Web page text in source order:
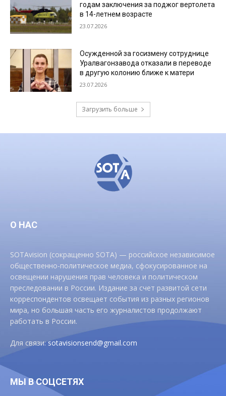
годам заключения за поджог вертолета
в 14-летнем возрасте
23.07.2026
Осужденной за госизмену сотруднице
Уралвагонзавода отказали в переводе
в другую колонию ближе к матери
23.07.2026
Загрузить больше
О НАС
SOTAvision (сокращенно SOTA) — российское независимое
общественно-политическое медиа, сфокусированное на
освещении нарушения прав человека и политическом
преследовании в России. Издание за счет развитой сети
корреспондентов освещает события из разных регионов
мира, но большая часть его журналистов продолжают
работать в России.
Для связи:sotavisionsend@gmail.com
МЫ В СОЦСЕТЯХ